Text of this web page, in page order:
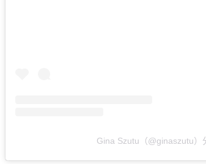
Gina Szutu（@ginaszutu）